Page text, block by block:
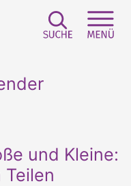
und Kleine: